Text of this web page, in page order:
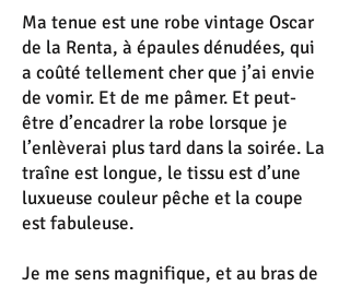
Ma tenue est une robe vintage Oscar
de la Renta, à épaules dénudées, qui
a coûté tellement cher que j’ai envie
de vomir. Et de me pâmer. Et peut-
être d’encadrer la robe lorsque je
l’enlèverai plus tard dans la soirée. La
traîne est longue, le tissu est d’une
luxueuse couleur pêche et la coupe
est fabuleuse.
Je me sens magnifique, et au bras de